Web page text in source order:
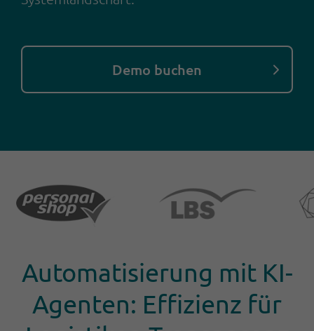
Demo buchen
Automatisierung mit KI-
Agenten: Effizienz für